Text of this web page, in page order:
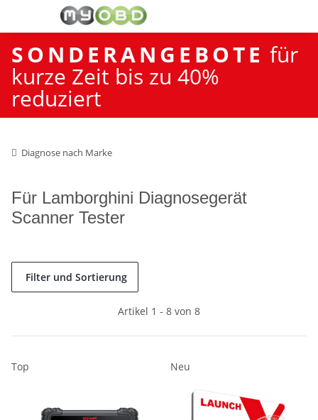
SONDERANGEBOTE für
kurze Zeit bis zu 40%
reduziert
Diagnose nach Marke
Für Lamborghini Diagnosegerät
Scanner Tester
Filter und Sortierung
Artikel 1 - 8 von 8
Top Neu